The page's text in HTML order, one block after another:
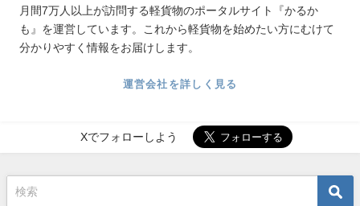
月間7万人以上が訪問する軽貨物のポータルサイト『かるか
も』を運営しています。これから軽貨物を始めたい方にむけて
分かりやすく情報をお届けします。
運営会社を詳しく見る
Xでフォローしよう